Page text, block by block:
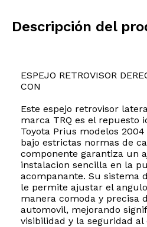
Descripción del
ESPEJO RETROVISOR
CON
Este espejo retrovisor
marca TRQ es el repuesto
Toyota Prius modelos 2004
bajo estrictas normas de
componente garantiza un
instalacion sencilla en la
acompanante. Su sistema
le permite ajustar el
manera comoda y precisa
automovil, mejorando
visibilidad y la seguridad al